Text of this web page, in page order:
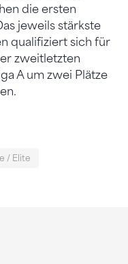
die ersten
jeweils stärkste
qualifiziert sich für
zweitletzten
A um zwei Plätze
/ Elite